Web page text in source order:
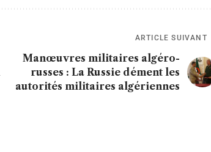
ARTICLE SUIVANT
Manœuvres militaires algéro-
russes : La Russie dément les
autorités militaires algériennes